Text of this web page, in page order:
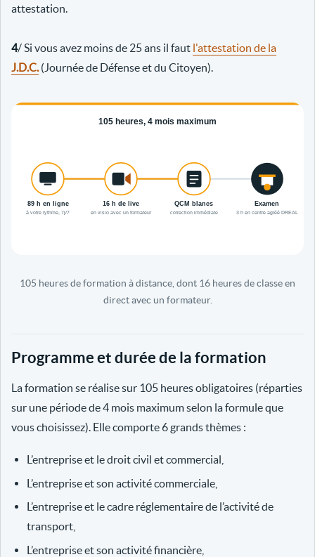
attestation.
4/ Si vous avez moins de 25 ans il faut l'attestation de la
J.D.C.(Journée de Défense et du Citoyen).
105 heures de formation à distance, dont 16 heures de classe en
direct avec un formateur.
Programme et durée de la formation
La formation se réalise sur 105 heures obligatoires (réparties
sur une période de 4 mois maximum selon la formule que
vous choisissez). Elle comporte 6 grands thèmes :
L’entreprise et le droit civil et commercial,
L’entreprise et son activité commerciale,
L’entreprise et le cadre réglementaire de l’activité de
transport,
L’entreprise et son activité financière,